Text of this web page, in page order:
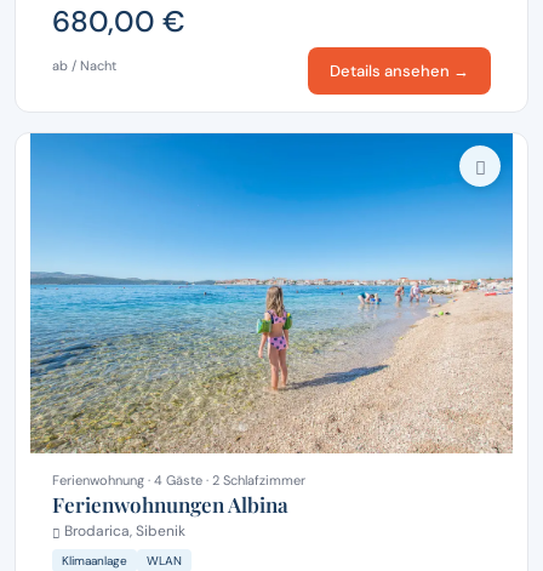
680,00 €
ab / Nacht Details ansehen →
Ferienwohnung · 4 Gäste · 2 Schlafzimmer
Ferienwohnungen Albina
Brodarica, Sibenik
Klimaanlage WLAN